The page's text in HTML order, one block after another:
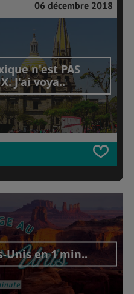
06 décembre 2018
n'est PAS
J'ai voya..
Unis en 1 min..